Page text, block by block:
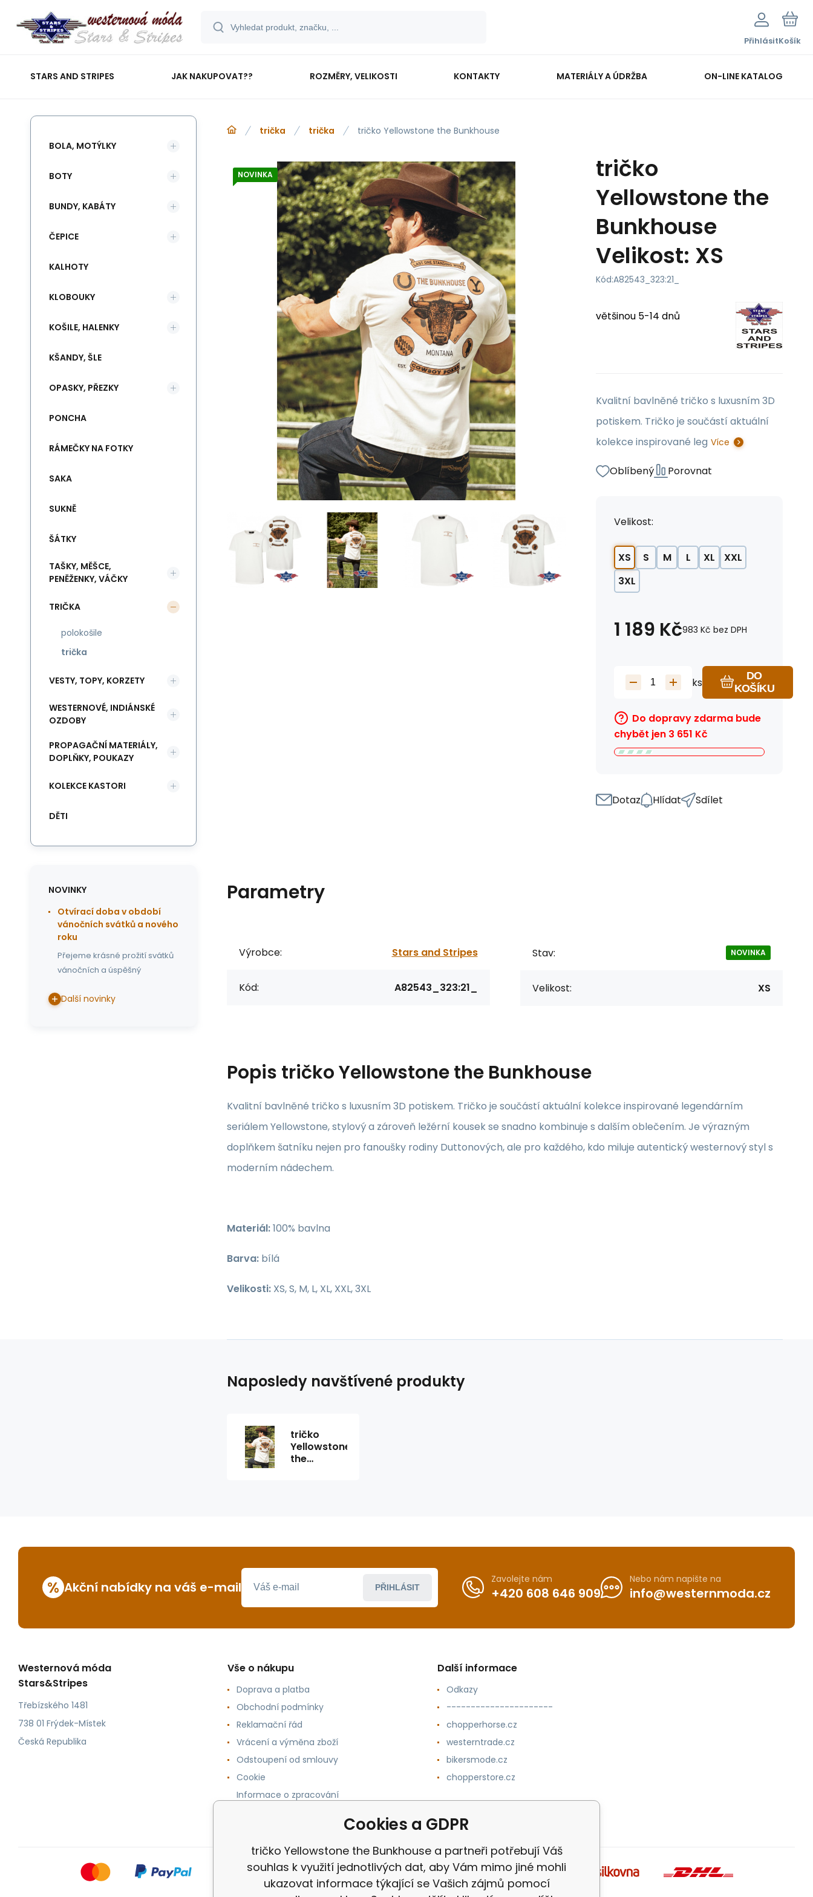
PřihlásitKošík
STARS AND STRIPES JAK NAKUPOVAT?? ROZMĚRY, VELIKOSTI KONTAKTY MATERIÁLY A ÚDRŽBA ON-LINE KATALOG
trička trička tričko Yellowstone the Bunkhouse
NOVINKA
tričko
Yellowstone the
Bunkhouse
Velikost: XS
Kód:A82543_323:21_
většinou 5-14 dnů
Kvalitní bavlněné tričko s luxusním 3D
potiskem. Tričko je součástí aktuální
kolekce inspirované leg Více
Oblíbený Porovnat
Velikost:
XS S M L XL
XXL
3XL
1 189 Kč983 Kč bez DPH
ks
DO
KOŠÍKU
Do dopravy zdarma bude
chybět jen 3 651 Kč
Dotaz Hlídat Sdílet
Parametry
Výrobce: Stars and Stripes
Kód: A82543_323:21_
Stav: NOVINKA
Velikost: XS
Popis tričko Yellowstone the Bunkhouse
Kvalitní bavlněné tričko s luxusním 3D potiskem. Tričko je součástí aktuální kolekce inspirované legendárním
seriálem Yellowstone, stylový a zároveň ležérní kousek se snadno kombinuje s dalším oblečením. Je výrazným
doplňkem šatníku nejen pro fanoušky rodiny Duttonových, ale pro každého, kdo miluje autentický westernový styl s
moderním nádechem.
Materiál:100% bavlna
Barva: bílá
Velikosti: XS, S, M, L, XL, XXL, 3XL
BOLA, MOTÝLKY
BOTY
BUNDY, KABÁTY
ČEPICE
KALHOTY
KLOBOUKY
KOŠILE, HALENKY
KŠANDY, ŠLE
OPASKY, PŘEZKY
PONCHA
RÁMEČKY NA FOTKY
SAKA
SUKNĚ
ŠÁTKY
TAŠKY, MĚŠCE,
PENĚŽENKY, VÁČKY
TRIČKA
polokošile
trička
VESTY, TOPY, KORZETY
WESTERNOVÉ, INDIÁNSKÉ
OZDOBY
PROPAGAČNÍ MATERIÁLY,
DOPLŇKY, POUKAZY
KOLEKCE KASTORI
DĚTI
NOVINKY
Otvírací doba v období
vánočních svátků a nového
roku
Přejeme krásné prožití svátků
vánočních a úspěšný
Další novinky
Naposledy navštívené produkty
tričko
Yellowstone
the
% Akční nabídky na váš e-mail PŘIHLÁSIT
Zavolejte nám
+420 608 646 909
Nebo nám napište na
info@westernmoda.cz
Westernová móda
Stars&Stripes
Třebízského 1481
738 01 Frýdek-Místek
Česká Republika
Vše o nákupu
Doprava a platba
Obchodní podmínky
Reklamační řád
Vrácení a výměna zboží
Odstoupení od smlouvy
Cookie
Informace o zpracování
Další informace
Odkazy
----------------------
chopperhorse.cz
westerntrade.cz
bikersmode.cz
chopperstore.cz
Cookies a GDPR
tričko Yellowstone the Bunkhouse a partneři potřebují Váš
souhlas k využití jednotlivých dat, aby Vám mimo jiné mohli
ukazovat informace týkající se Vašich zájmů pomocí